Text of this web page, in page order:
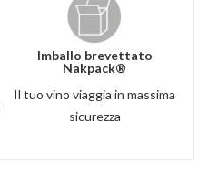
Imballo brevettato
Nakpack®
Il tuo vino viaggia in massima
sicurezza